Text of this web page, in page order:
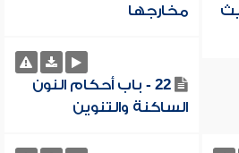
مخارجها
22 - باب أحكام النون
الساكنة والتنوين